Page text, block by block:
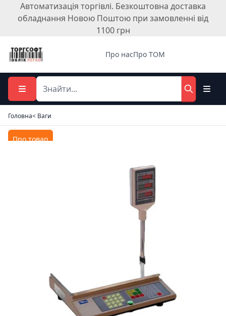
Автоматизація торгівлі. Безкоштовна доставка
обладнання Новою Поштою при замовленні від
1100 грн
Про насПро ТОМ
Головна< Ваги
Про товар